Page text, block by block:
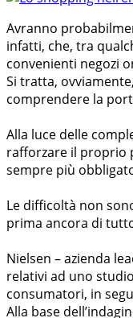
Avranno
infatti, che, tra
convenienti negozi
Si tratta,
comprendere la
Alla luce delle
rafforzare il proprio
sempre più
Le difficoltà non
prima ancora di
Nielsen – azienda
relativi ad uno
consumatori, in
Alla base